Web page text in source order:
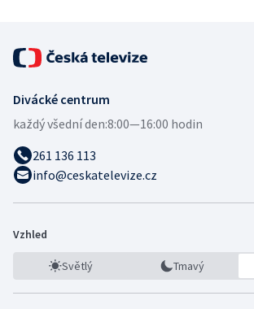
Divácké centrum
každý všední den:8:00—16:00 hodin
261 136 113
info@ceskatelevize.cz
Vzhled
Světlý Tmavý